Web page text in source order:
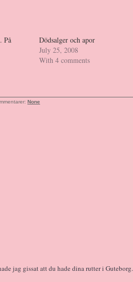
På
Dödsalger och apor
July 25, 2008
With 4 comments
None
jag gissat att du hade dina rutter i Guteborg.